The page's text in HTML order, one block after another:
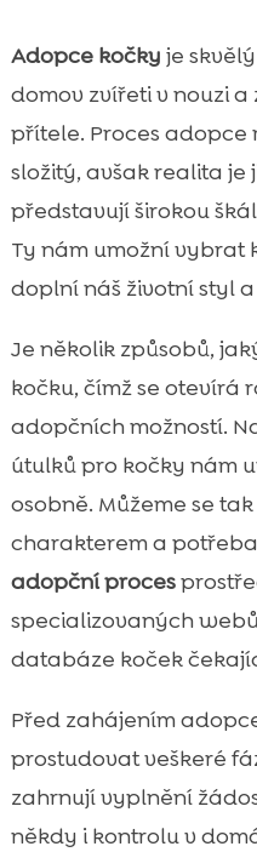
Adopce kočky je
domov zvířeti v nouzi
přítele. Proces adopce
složitý, avšak realita je
představují širokou
Ty nám umožní vybrat
doplní náš životní styl
Je několik způsobů,
kočku, čímž se otevírá
adopčních možností.
útulků pro kočky nám
osobně. Můžeme se
charakterem a
adopční proces
specializovaných
databáze koček
Před zahájením
prostudovat veškeré
zahrnují vyplnění
někdy i kontrolu v